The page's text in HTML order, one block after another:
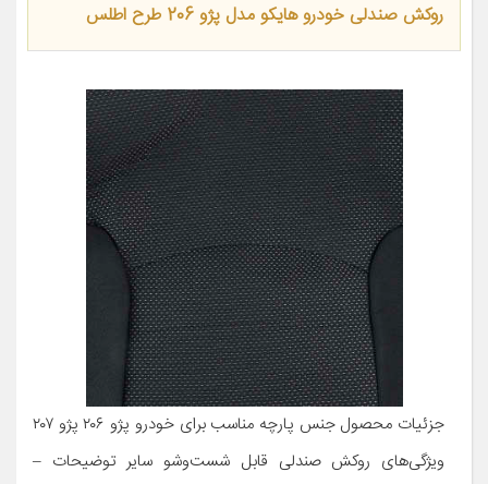
روکش صندلی خودرو هایکو مدل پژو 206 طرح اطلس
جزئیات محصول جنس پارچه مناسب برای خودرو پژو ۲۰۶ پژو ۲۰۷
ویژگی‌های روکش صندلی قابل شست‌وشو سایر توضیحات –